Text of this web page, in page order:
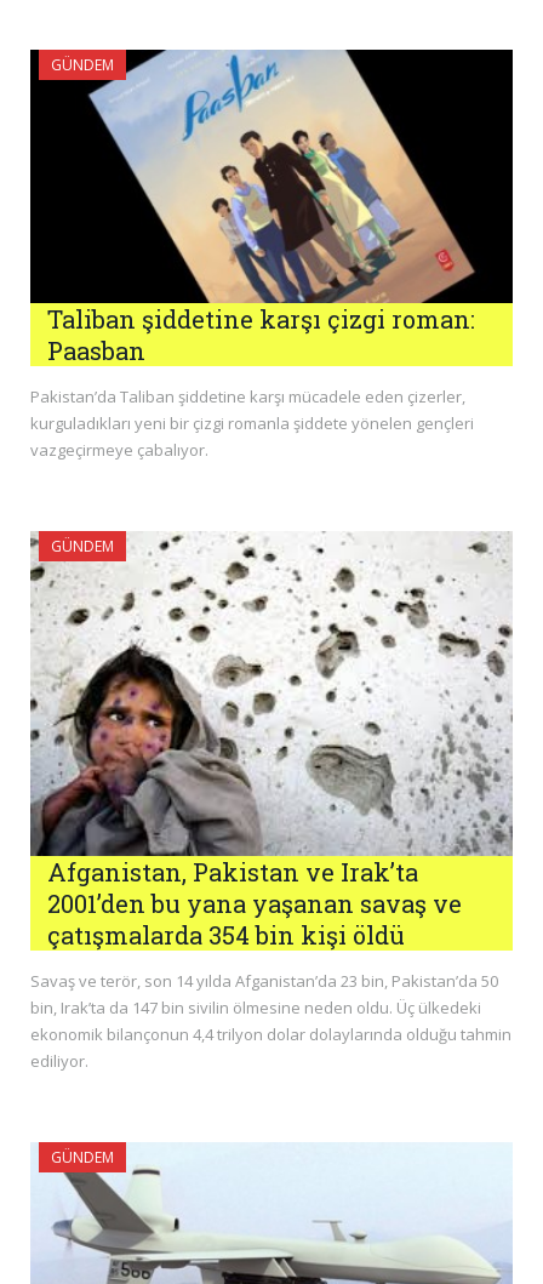
GÜNDEM
Taliban şiddetine karşı çizgi roman:
Paasban
Pakistan’da Taliban şiddetine karşı mücadele eden çizerler,
kurguladıkları yeni bir çizgi romanla şiddete yönelen gençleri
vazgeçirmeye çabalıyor.
GÜNDEM
Afganistan, Pakistan ve Irak’ta
2001’den bu yana yaşanan savaş ve
çatışmalarda 354 bin kişi öldü
Savaş ve terör, son 14 yılda Afganistan’da 23 bin, Pakistan’da 50
bin, Irak’ta da 147 bin sivilin ölmesine neden oldu. Üç ülkedeki
ekonomik bilançonun 4,4 trilyon dolar dolaylarında olduğu tahmin
ediliyor.
GÜNDEM